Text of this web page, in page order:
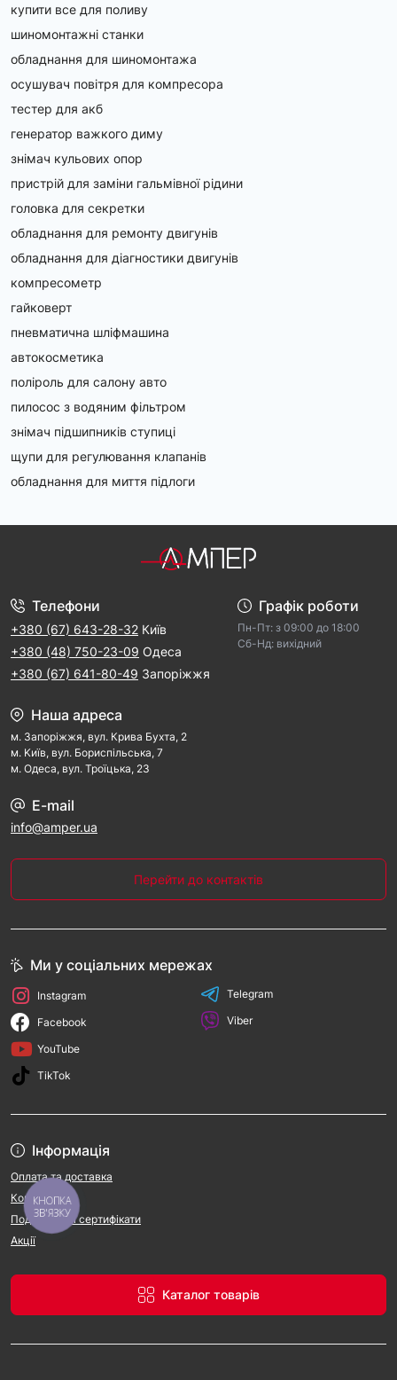
купити все для поливу
шиномонтажні станки
обладнання для шиномонтажа
осушувач повітря для компресора
тестер для акб
генератор важкого диму
знімач кульових опор
пристрій для заміни гальмівної рідини
головка для секретки
обладнання для ремонту двигунів
обладнання для діагностики двигунів
компресометр
гайковерт
пневматична шліфмашина
автокосметика
поліроль для салону авто
пилосос з водяним фільтром
знімач підшипників ступиці
щупи для регулювання клапанів
обладнання для миття підлоги
Телефони
+380 (67) 643-28-32 Київ
+380 (48) 750-23-09 Одеса
+380 (67) 641-80-49 Запоріжжя
Графік роботи
Пн-Пт: з 09:00 дo 18:00
Cб-Hд: виxідний
Наша адреса
м. Запорiжжя, вул. Крива Бухта, 2
м. Kиїв, вул. Бориспільська, 7
м. Одеса, вул. Троїцька, 23
E-mail
info@amper.ua
Перейти до контактів
Інформація
Оплата та доставка
Контакти
Подарункові сертифікати
Акції
Каталог товарів
Ми у соціальних мережах
Instagram
Facebook
YouTube
TikTok
Telegram
Viber
КНОПКА
ЗВ'ЯЗКУ